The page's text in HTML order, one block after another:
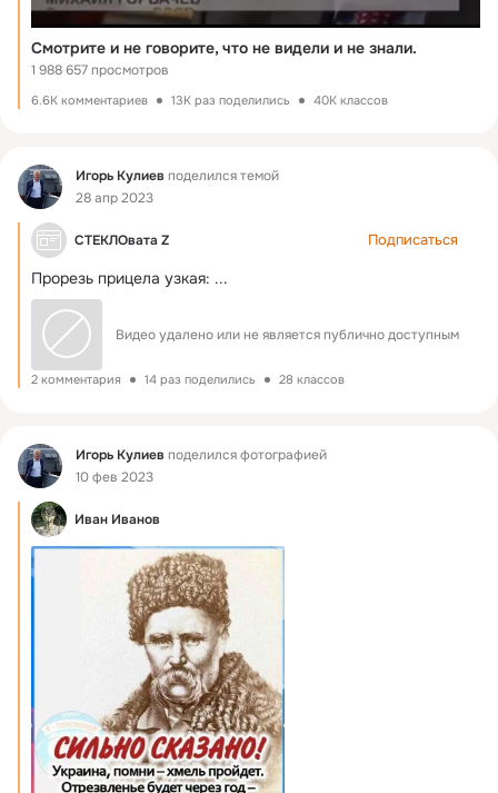
Смотрите и не говорите, что не видели и не знали.
1 988 657 просмотров
6.6K комментариев 13K раз поделились 40K классов
Фид Игорь Кулиев поделился темой
28 апр 2023
СТЕКЛОвата Z Подписаться
Прорезь прицела узкая: ...
Видео удалено или не является публично доступным
2 комментария 14 раз поделились 28 классов
Фид Игорь Кулиев поделился фотографией
10 фев 2023
Иван Иванов